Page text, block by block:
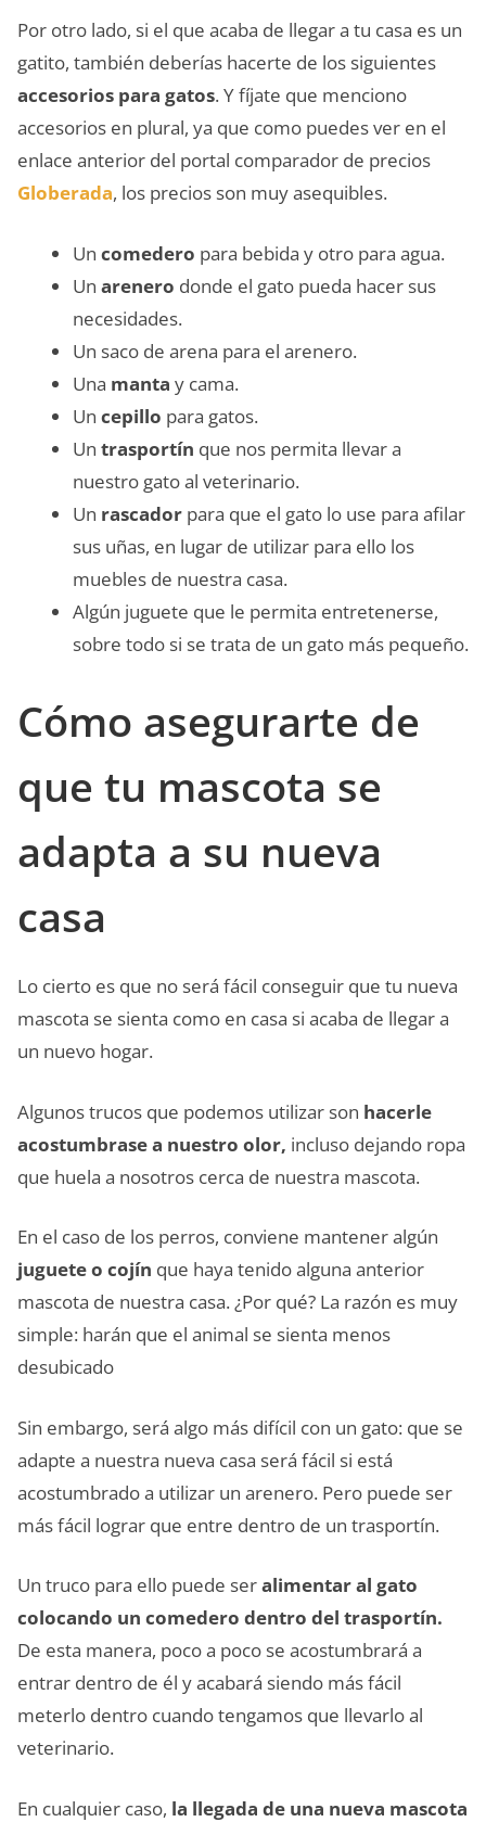
Por otro lado, si el que acaba de llegar a tu casa es un
gatito, también deberías hacerte de los siguientes
accesorios para gatos. Y fíjate que menciono
accesorios en plural, ya que como puedes ver en el
enlace anterior del portal comparador de precios
Globerada, los precios son muy asequibles.
Un comedero para bebida y otro para agua.
Un arenero donde el gato pueda hacer sus
necesidades.
Un saco de arena para el arenero.
Una manta y cama.
Un cepillo para gatos.
Un trasportín que nos permita llevar a
nuestro gato al veterinario.
Un rascador para que el gato lo use para afilar
sus uñas, en lugar de utilizar para ello los
muebles de nuestra casa.
Algún juguete que le permita entretenerse,
sobre todo si se trata de un gato más pequeño.
Cómo asegurarte de
que tu mascota se
adapta a su nueva
casa
Lo cierto es que no será fácil conseguir que tu nueva
mascota se sienta como en casa si acaba de llegar a
un nuevo hogar.
Algunos trucos que podemos utilizar son hacerle
acostumbrase a nuestro olor, incluso dejando ropa
que huela a nosotros cerca de nuestra mascota.
En el caso de los perros, conviene mantener algún
juguete o cojín que haya tenido alguna anterior
mascota de nuestra casa. ¿Por qué? La razón es muy
simple: harán que el animal se sienta menos
desubicado
Sin embargo, será algo más difícil con un gato: que se
adapte a nuestra nueva casa será fácil si está
acostumbrado a utilizar un arenero. Pero puede ser
más fácil lograr que entre dentro de un trasportín.
Un truco para ello puede seralimentar al gato
colocando un comedero dentro del trasportín.
De esta manera, poco a poco se acostumbrará a
entrar dentro de él y acabará siendo más fácil
meterlo dentro cuando tengamos que llevarlo al
veterinario.
En cualquier caso, la llegada de una nueva mascota